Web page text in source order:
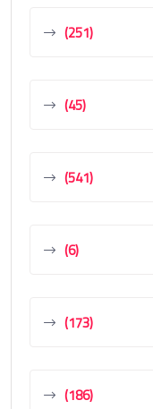
(251)
(45)
(541)
(6)
(173)
(186)